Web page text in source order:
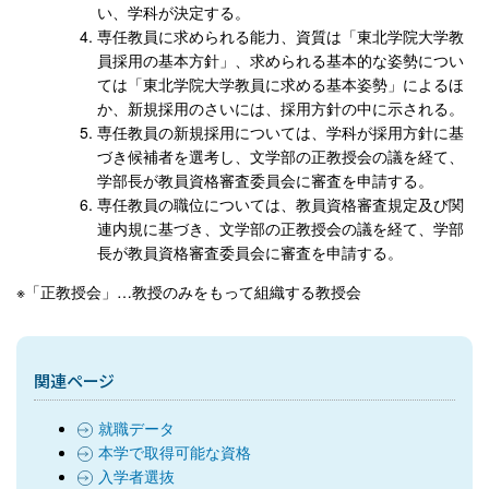
い、学科が決定する。
専任教員に求められる能力、資質は「東北学院大学教
員採用の基本方針」、求められる基本的な姿勢につい
ては「東北学院大学教員に求める基本姿勢」によるほ
か、新規採用のさいには、採用方針の中に示される。
専任教員の新規採用については、学科が採用方針に基
づき候補者を選考し、文学部の正教授会の議を経て、
学部長が教員資格審査委員会に審査を申請する。
専任教員の職位については、教員資格審査規定及び関
連内規に基づき、文学部の正教授会の議を経て、学部
長が教員資格審査委員会に審査を申請する。
※「正教授会」…教授のみをもって組織する教授会
関連ページ
就職データ
本学で取得可能な資格
入学者選抜